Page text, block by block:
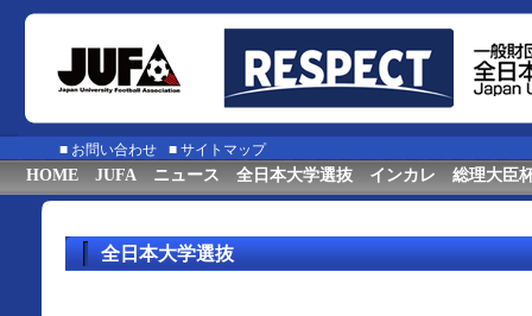
■ お問い合わせ ■ サイトマップ
HOME JUFA ニュース 全日本大学選抜 インカレ 総理大臣
全日本大学選抜